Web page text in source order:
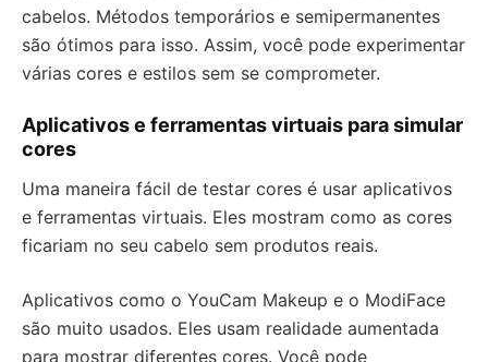
cabelos. Métodos temporários e semipermanentes
são ótimos para isso. Assim, você pode experimentar
várias cores e estilos sem se comprometer.
Aplicativos e ferramentas virtuais para simular
cores
Uma maneira fácil de testar cores é usar aplicativos
e ferramentas virtuais. Eles mostram como as cores
ficariam no seu cabelo sem produtos reais.
Aplicativos como o YouCam Makeup e o ModiFace
são muito usados. Eles usam realidade aumentada
para mostrar diferentes cores. Você pode